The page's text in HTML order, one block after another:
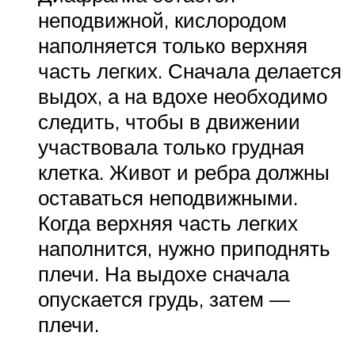
неподвижной, кислородом
наполняется только верхняя
часть легких. Сначала делается
выдох, а на вдохе необходимо
следить, чтобы в движении
участвовала только грудная
клетка. Живот и ребра должны
оставаться неподвижными.
Когда верхняя часть легких
наполнится, нужно приподнять
плечи. На выдохе сначала
опускается грудь, затем —
плечи.